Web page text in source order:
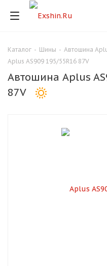
Каталог - Шины - Автошина
Aplus AS909 195/55R16 87V
Автошина Aplus
87V
Для клиентов всех банков
Разбейте
оплату